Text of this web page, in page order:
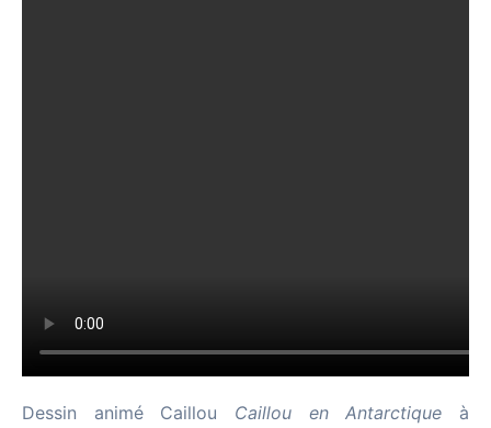
Dessin animé Caillou Caillou en Antarctique à